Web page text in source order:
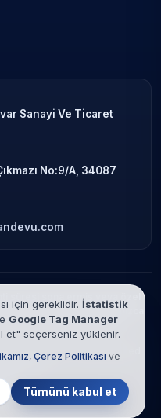
Sanayi Ve Ticaret
No:9/A, 34087
süresi sona ermiş veya özel
verilir. Marka adları yalnızca
ilişkisi bulunmamaktadır.
Sanayi Ve Ticaret Limited
saklıdır.
için gereklidir. İstatistik
Google Tag Manager
et" seçerseniz yüklenir.
, Çerez Politikası ve
Tümünü kabul et